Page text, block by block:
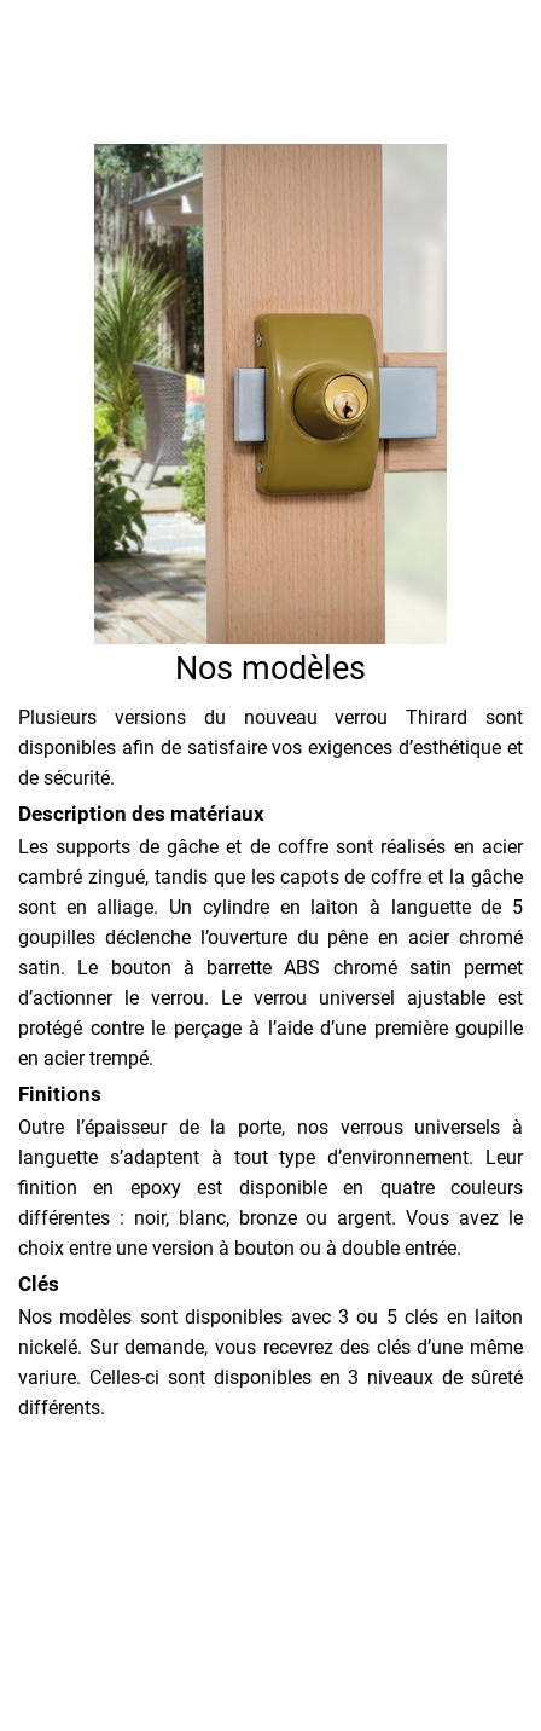
Nos modèles
Plusieurs versions du nouveau verrou Thirard sont
disponibles afin de satisfaire vos exigences d’esthétique et
de sécurité.
Description des matériaux
Les supports de gâche et de coffre sont réalisés en acier
cambré zingué, tandis que les capots de coffre et la gâche
sont en alliage. Un cylindre en laiton à languette de 5
goupilles déclenche l’ouverture du pêne en acier chromé
satin. Le bouton à barrette ABS chromé satin permet
d’actionner le verrou. Le verrou universel ajustable est
protégé contre le perçage à l’aide d’une première goupille
en acier trempé.
Finitions
Outre l’épaisseur de la porte, nos verrous universels à
languette s’adaptent à tout type d’environnement. Leur
finition en epoxy est disponible en quatre couleurs
différentes : noir, blanc, bronze ou argent. Vous avez le
choix entre une version à bouton ou à double entrée.
Clés
Nos modèles sont disponibles avec 3 ou 5 clés en laiton
nickelé. Sur demande, vous recevrez des clés d’une même
variure. Celles-ci sont disponibles en 3 niveaux de sûreté
différents.